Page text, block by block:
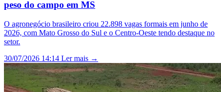
peso do campo em MS
O agronegócio brasileiro criou 22.898 vagas formais em junho de
2026, com Mato Grosso do Sul e o Centro-Oeste tendo destaque no
setor.
30/07/2026 14:14 Ler mais →